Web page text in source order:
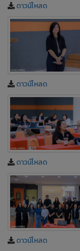
ดาวน์โหลด
ดาวน์โหลด
ดาวน์โหลด
ดาวน์โหลด